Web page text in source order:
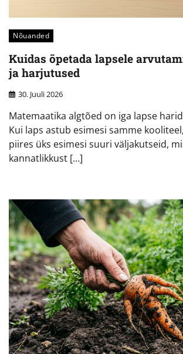
Nõuanded
Kuidas õpetada lapsele
ja harjutused
30. Juuli 2026
Matemaatika algtõed on iga lapse
Kui laps astub esimesi samme
piires üks esimesi suuri väljakutseid,
kannatlikkust […]